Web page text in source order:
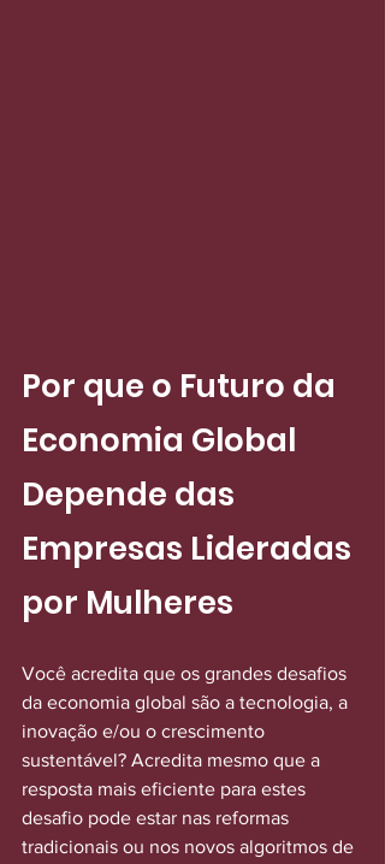
Por que o Futuro da
Economia Global
Depende das
Empresas Lideradas
por Mulheres
Você acredita que os grandes desafios
da economia global são a tecnologia, a
inovação e/ou o crescimento
sustentável? Acredita mesmo que a
resposta mais eficiente para estes
desafio pode estar nas reformas
tradicionais ou nos novos algoritmos de